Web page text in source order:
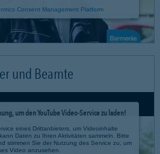
Consent Management Platform
und Beamte
um den YouTube Video-Service zu laden!
eines Drittanbieters, um Videoinhalte
Daten zu Ihren Aktivitäten sammeln. Bitte
stimmen Sie der Nutzung des Service zu, um
Video anzusehen.